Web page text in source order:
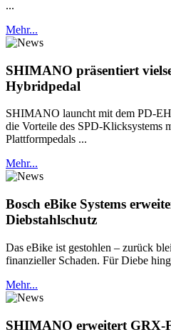
...
Mehr...
SHIMANO präsentiert
Hybridpedal
SHIMANO launcht mit dem PD-
die Vorteile des SPD-Klicksystems
Plattformpedals ...
Mehr...
Bosch eBike Systems
Diebstahlschutz
Das eBike ist gestohlen – zurück
finanzieller Schaden. Für Diebe
Mehr...
SHIMANO erweitert GRX-